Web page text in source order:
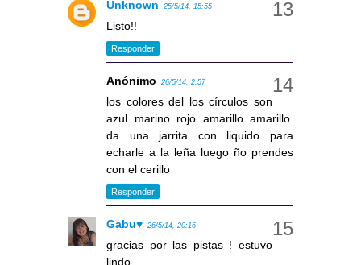
Unknown 25/5/14, 15:55
Listo!!
Responder
Anónimo 26/5/14, 2:57
los colores del los círculos son
azul marino rojo amarillo amarillo.
da una jarrita con liquido para
echarle a la leña luego ño prendes
con el cerillo
Responder
Gabu♥ 26/5/14, 20:16
gracias por las pistas ! estuvo
lindo